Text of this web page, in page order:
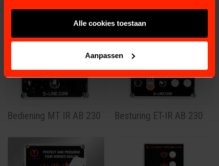
Alle cookies toestaan
Aanpassen
Schakelaar basic 230 Bediening CB IR AB 230
Bediening MT IR AB 230 Besturing ET-IR AB 230